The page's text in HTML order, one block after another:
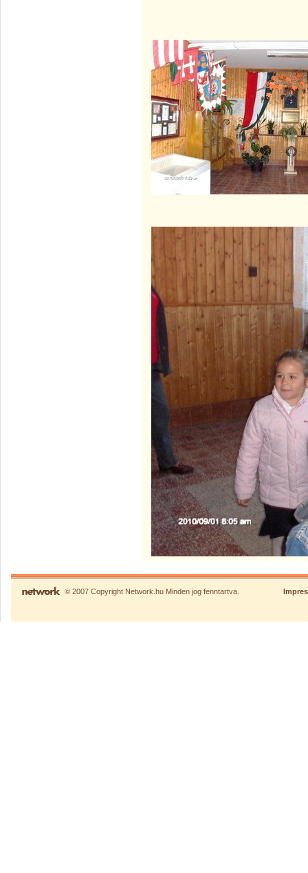
© 2007 Copyright Network.hu Minden jog fenntartva.